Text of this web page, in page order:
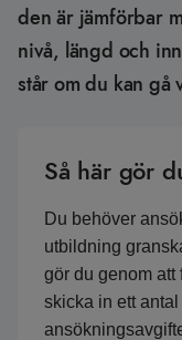
den är jämförbar
nivå, längd och
står om du kan gå
Så här gör
Du behöver
utbildning
gör du genom
skicka in ett